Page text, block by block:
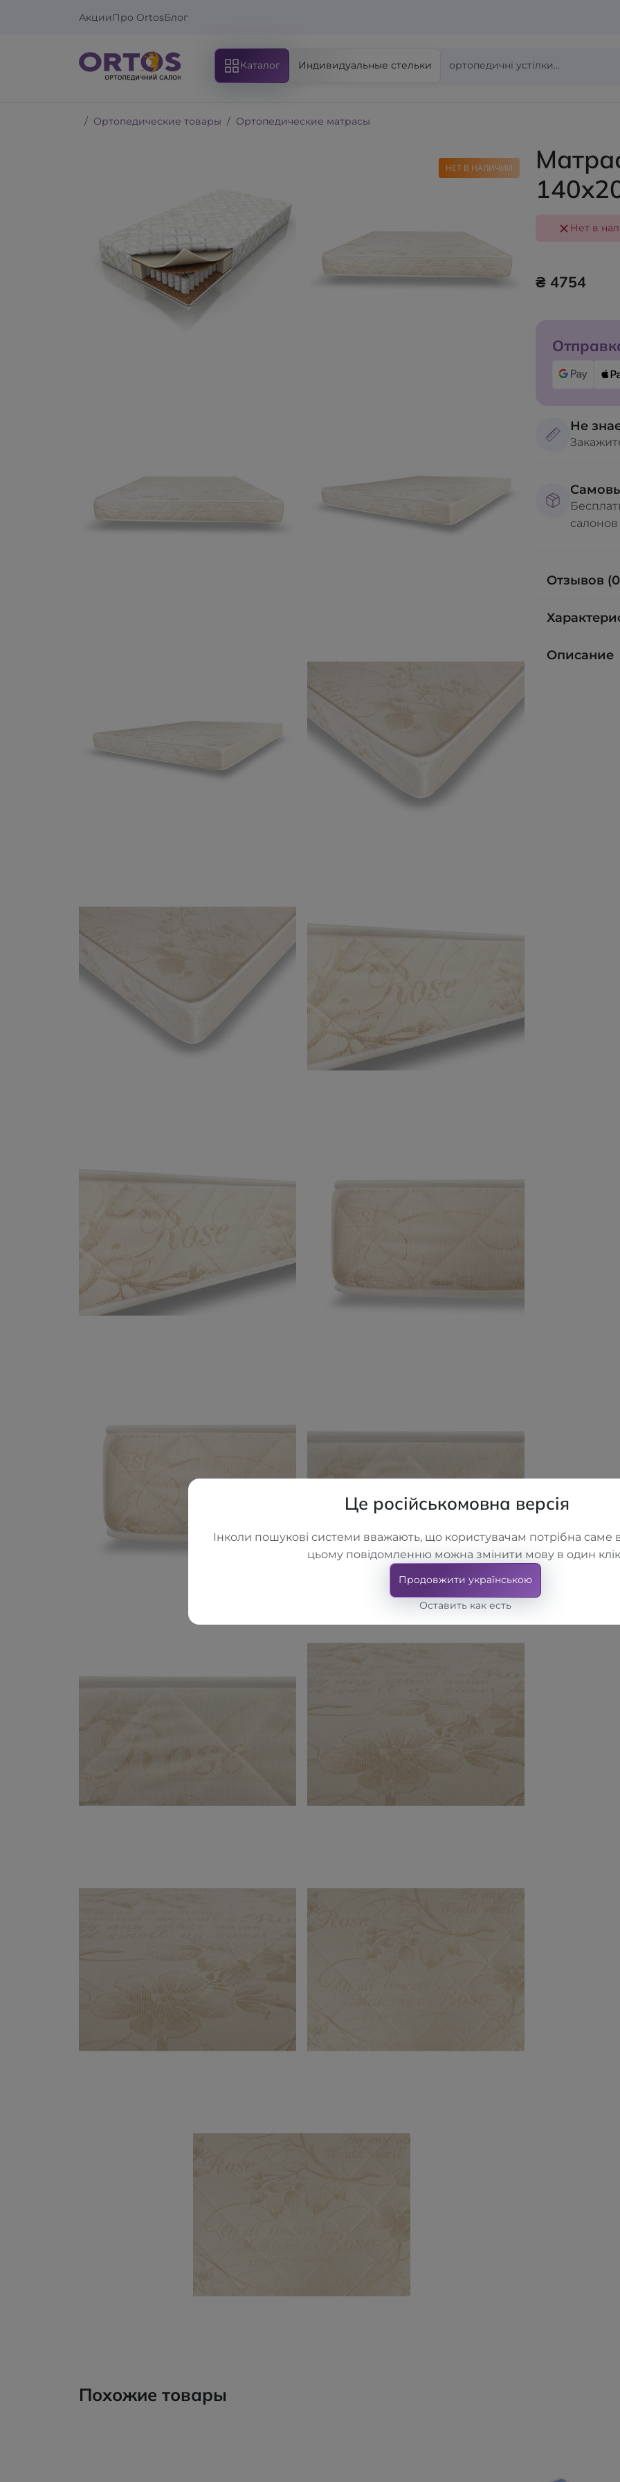
АкцииПро OrtosБлог
Каталог Индивидуальные стельки
Ортопедические товары Ортопедические матрасы
НЕТ В НАЛИЧИИ
Нет в
₴ 4754
Не
салонов
Отзывов
Описание
Похожие товары
Це російськомовна версія
Інколи пошукові системи вважають, що користувачам потрібна саме
цьому повідомленню можна змінити мову в один
Продовжити українською
Оставить как есть